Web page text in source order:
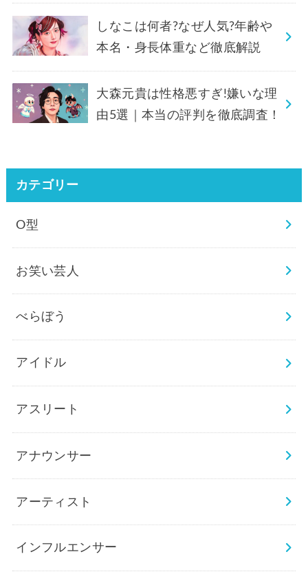
しなこは何者?なぜ人気?年齢や
本名・身長体重など徹底解説
大森元貴は性格悪すぎ!嫌いな理
由5選｜本当の評判を徹底調査！
カテゴリー
O型
お笑い芸人
べらぼう
アイドル
アスリート
アナウンサー
アーティスト
インフルエンサー